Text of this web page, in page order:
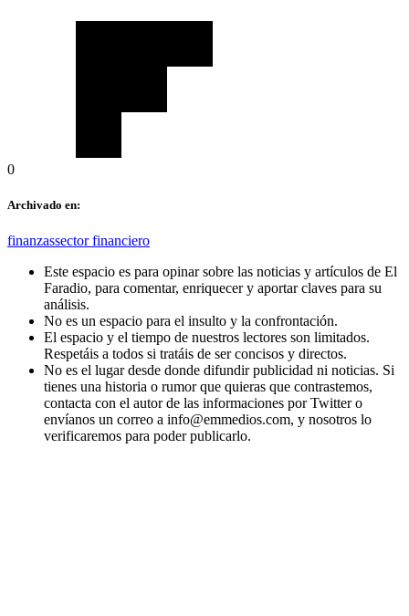
0
Archivado en:
finanzassector financiero
Este espacio es para opinar sobre las noticias y artículos de El
Faradio, para comentar, enriquecer y aportar claves para su
análisis.
No es un espacio para el insulto y la confrontación.
El espacio y el tiempo de nuestros lectores son limitados.
Respetáis a todos si tratáis de ser concisos y directos.
No es el lugar desde donde difundir publicidad ni noticias. Si
tienes una historia o rumor que quieras que contrastemos,
contacta con el autor de las informaciones por Twitter o
envíanos un correo a info@emmedios.com, y nosotros lo
verificaremos para poder publicarlo.